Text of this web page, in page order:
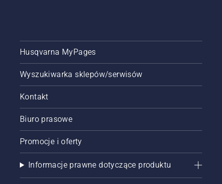
Husqvarna MyPages
Wyszukiwarka sklepów/serwisów
Kontakt
Biuro prasowe
Promocje i oferty
Informacje prawne dotyczące produktu